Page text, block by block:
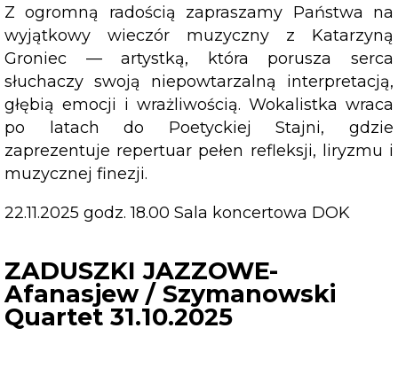
Z ogromną radością zapraszamy Państwa na
wyjątkowy wieczór muzyczny z Katarzyną
Groniec — artystką, która porusza serca
słuchaczy swoją niepowtarzalną interpretacją,
głębią emocji i wrażliwością. Wokalistka wraca
po latach do Poetyckiej Stajni, gdzie
zaprezentuje repertuar pełen refleksji, liryzmu i
muzycznej finezji.
22.11.2025 godz. 18.00 Sala koncertowa DOK
ZADUSZKI JAZZOWE-
Afanasjew / Szymanowski
Quartet 31.10.2025